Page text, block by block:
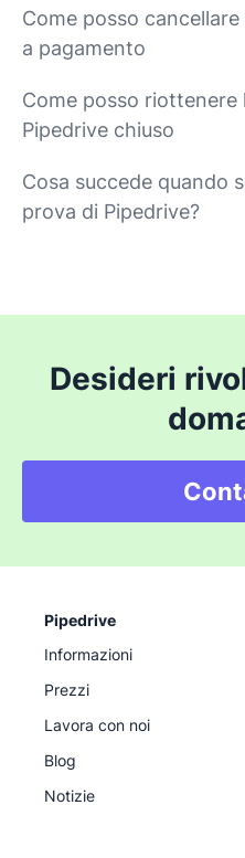
Come posso
a pagamento
Come posso riottenere
Pipedrive chiuso
Cosa succede quando
prova di Pipedrive?
Desideri
Pipedrive
Informazioni
Prezzi
Lavora con noi
Blog
Notizie